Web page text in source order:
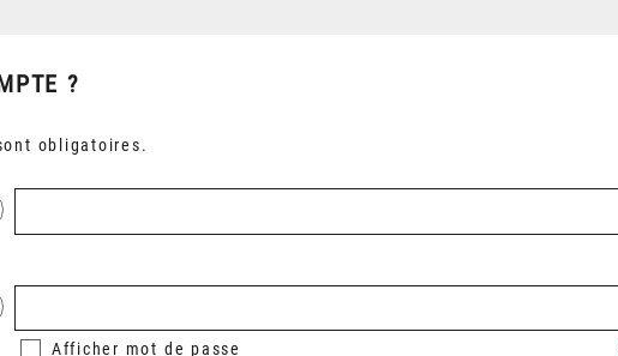
?
obligatoires.
Afficher mot de passe